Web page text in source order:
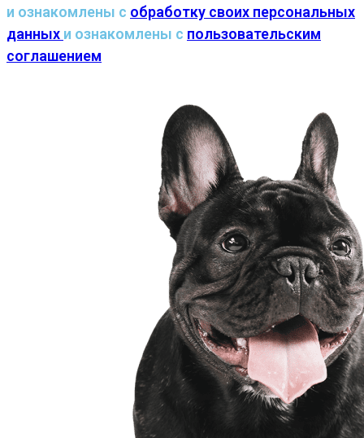
и ознакомлены с обработку своих персональных
данных и ознакомлены с пользовательским
соглашением